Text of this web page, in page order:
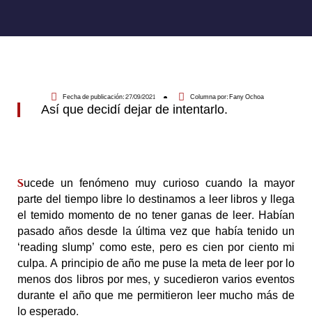
Fecha de publicación:27/09/2021 Columna por:Fany Ochoa
Así que decidí dejar de intentarlo.
Sucede un fenómeno muy curioso cuando la mayor
parte del tiempo libre lo destinamos a leer libros y llega
el temido momento de no tener ganas de leer. Habían
pasado años desde la última vez que había tenido un
‘reading slump’ como este, pero es cien por ciento mi
culpa. A principio de año me puse la meta de leer por lo
menos dos libros por mes, y sucedieron varios eventos
durante el año que me permitieron leer mucho más de
lo esperado.